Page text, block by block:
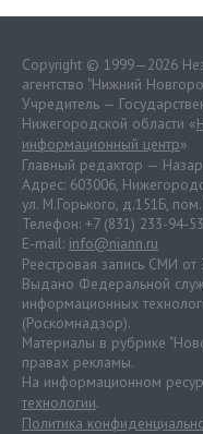
Copyright © 1999—2026
агентство "Нижний
Учредитель —
Нижегородской области «
информационный центр»
Главный редактор —
Адрес: 603006,
ул. М.Горького, д.151Б,
Телефон: +7 (831) 233-94-53
E-mail: info@niann.ru
Реестровая запись СМИ
Выдано Федеральной
информационных
(Роскомнадзор).
Материалы в рубрике
правах рекламы.
На информационном
технологии.
Политика